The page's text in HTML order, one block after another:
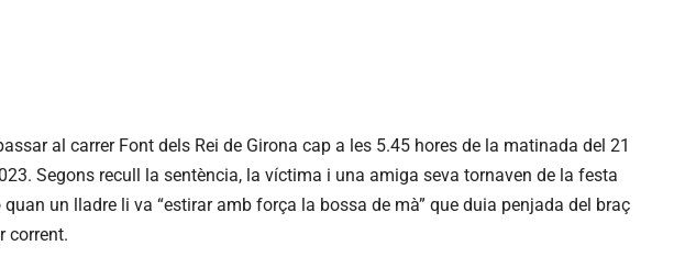
al carrer Font dels Rei de Girona cap a les 5.45 hores de la matinada del 21
Segons recull la sentència, la víctima i una amiga seva tornaven de la festa
un lladre li va “estirar amb força la bossa de mà” que duia penjada del braç
corrent.